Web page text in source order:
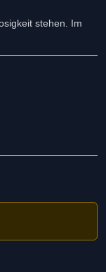
stehen. Im
Träne geht
auch ein Lied
Liebe und